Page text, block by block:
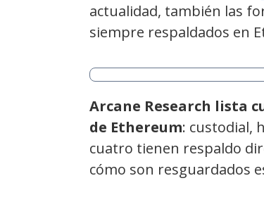
actualidad, también las
siempre respaldados en
Arcane Research lista
de Ethereum: custodial,
cuatro tienen respaldo
cómo son resguardados